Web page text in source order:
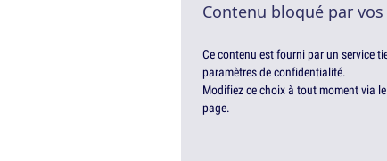
Contenu bloqué par
Ce contenu est fourni par un service
paramètres de confidentialité.
Modifiez ce choix à tout moment via
page.